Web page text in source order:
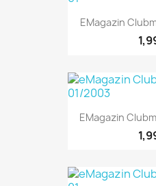
EMagazin
EMagazin